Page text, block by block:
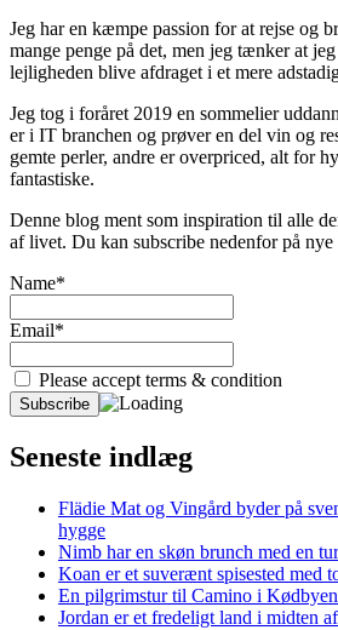
Jeg har en kæmpe passion for at rejse og
mange penge på det, men jeg tænker at
lejligheden blive afdraget i et mere
Jeg tog i foråret 2019 en sommelier
er i IT branchen og prøver en del vin og
gemte perler, andre er overpriced, alt for
fantastiske.
Denne blog ment som inspiration til alle
af livet. Du kan subscribe nedenfor på
Name*
Email*
Please accept terms & condition
Seneste indlæg
Flädie Mat og Vingård byder på
hygge
Nimb har en skøn brunch med en
Koan er et suverænt spisested med
En pilgrimstur til Camino i Kødbyen
Jordan er et fredeligt land i midten